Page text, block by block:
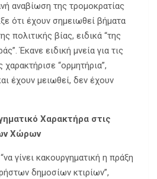
αναβίωση της τρομοκρατίας
ότι έχουν σημειωθεί βήματα
πολιτικής βίας, ειδικά “της
Έκανε ειδική μνεία για τις
“ορμητήρια”,
έχουν μειωθεί, δεν έχουν
Χαρακτήρα στις
Χώρων
γίνει κακουργηματική η πράξη
δημοσίων κτιρίων”,